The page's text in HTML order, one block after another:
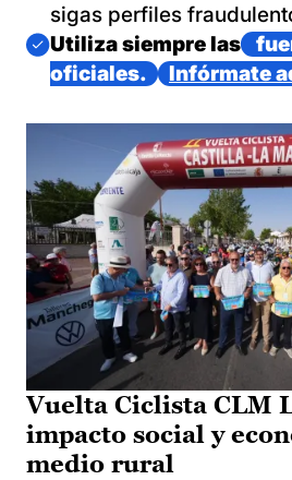
sigas perfiles
Imagen
Utiliza siempre las
oficiales.
Infórmate
Vuelta Ciclista CLM
impacto social y
medio rural